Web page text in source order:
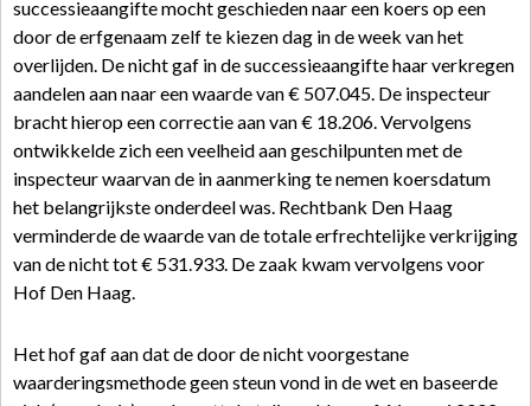
successieaangifte mocht geschieden naar een koers op een
door de erfgenaam zelf te kiezen dag in de week van het
overlijden. De nicht gaf in de successieaangifte haar verkregen
aandelen aan naar een waarde van € 507.045. De inspecteur
bracht hierop een correctie aan van € 18.206. Vervolgens
ontwikkelde zich een veelheid aan geschilpunten met de
inspecteur waarvan de in aanmerking te nemen koersdatum
het belangrijkste onderdeel was. Rechtbank Den Haag
verminderde de waarde van de totale erfrechtelijke verkrijging
van de nicht tot € 531.933. De zaak kwam vervolgens voor
Hof Den Haag.
Het hof gaf aan dat de door de nicht voorgestane
waarderingsmethode geen steun vond in de wet en baseerde